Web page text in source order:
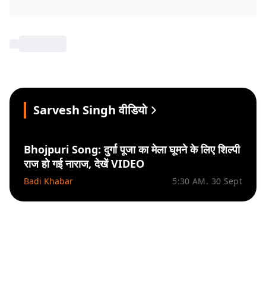
Sarvesh Singh वीडियो
Bhojpuri Song: दुर्गा पूजा का मेला घूमने के लिए शिल्पी
राज हो गई नाराज, देखें VIDEO
Badi Khabar 5:30 AM. 30 Sept